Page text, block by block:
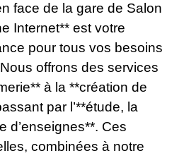
face de la gare de Salon
Internet** est votre
pour tous vos besoins
offrons des services
à la **création de
par l’**étude, la
d’enseignes**. Ces
combinées à notre